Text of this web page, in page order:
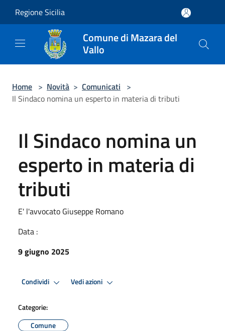
Regione Sicilia
Comune di Mazara del
Vallo
Home > Novità > Comunicati >
Il Sindaco nomina un esperto in materia di tributi
Il Sindaco nomina un
esperto in materia di
tributi
E' l'avvocato Giuseppe Romano
Data :
9 giugno 2025
Condividi Vedi azioni
Categorie:
Comune